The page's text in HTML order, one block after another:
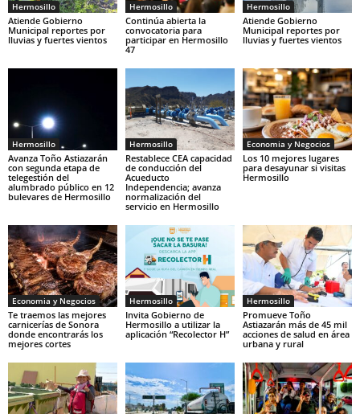
Hermosillo
Atiende Gobierno
Municipal reportes por
lluvias y fuertes vientos
Hermosillo
Continúa abierta la
convocatoria para
participar en Hermosillo
47
Hermosillo
Atiende Gobierno
Municipal reportes por
lluvias y fuertes vientos
Hermosillo
Avanza Toño Astiazarán
con segunda etapa de
telegestión del
alumbrado público en 12
bulevares de Hermosillo
Hermosillo
Restablece CEA capacidad
de conducción del
Acueducto
Independencia; avanza
normalización del
servicio en Hermosillo
Economia y Negocios
Los 10 mejores lugares
para desayunar si visitas
Hermosillo
Economia y Negocios
Te traemos las mejores
carnicerías de Sonora
donde encontrarás los
mejores cortes
Hermosillo
Invita Gobierno de
Hermosillo a utilizar la
aplicación “Recolector H”
Hermosillo
Promueve Toño
Astiazarán más de 45 mil
acciones de salud en área
urbana y rural